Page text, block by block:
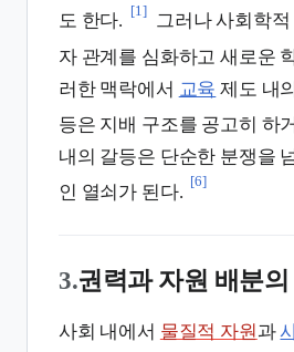
도 한다.
[1]
그러나 사회학
자 관계를 심화하고 새로운
러한 맥락에서 교육 제도 내의
등은 지배 구조를 공고히 하
내의 갈등은 단순한 분쟁을
인 열쇠가 된다.
[6]
3.권력과 자원 배분
사회 내에서 물질적 자원과